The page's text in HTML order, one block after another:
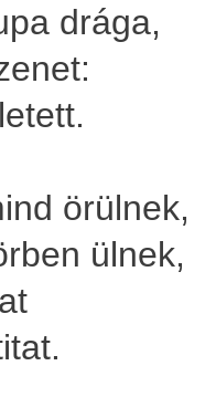
drága,
örülnek,
ülnek,